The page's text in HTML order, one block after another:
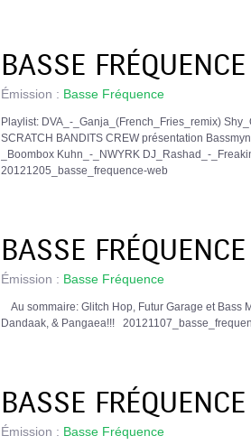
BASSE
Émission : Basse Fréquence
Playlist: DVA_-_Ganja_(French_Fries_remix)
SCRATCH BANDITS CREW présentation
_Boombox Kuhn_-_NWYRK DJ_Rashad_-
20121205_basse_frequence-web
BASSE
Émission : Basse Fréquence
Au sommaire: Glitch Hop, Futur Garage et Bass
Dandaak, & Pangaea!!!
BASSE
Émission : Basse Fréquence